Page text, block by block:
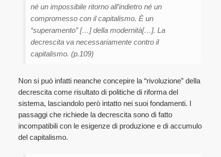
né un impossibile ritorno all’indietro né un
compromesso con il capitalismo. È un
“superamento” […] della modernità[…]. La
decrescita va necessariamente contro il
capitalismo. (p.109)
Non si può infatti neanche concepire la “rivoluzione” della
decrescita come risultato di politiche di riforma del
sistema, lasciandolo però intatto nei suoi fondamenti. I
passaggi che richiede la decrescita sono di fatto
incompatibili con le esigenze di produzione e di accumulo
del capitalismo.